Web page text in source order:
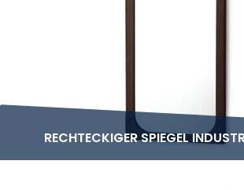
RECHTECKIGER SPIEGEL